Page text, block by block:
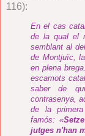
116):
En el cas
de la qual el
semblant al
de Montjuïc,
en plena
escamots
saber de
contrasenya,
de la
famós: «
jutges n'han